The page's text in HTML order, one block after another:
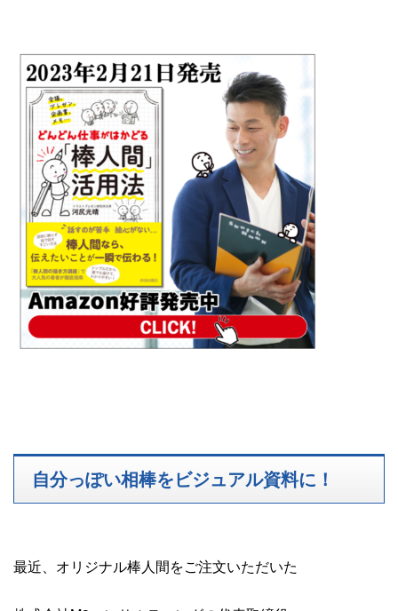
自分っぽい相棒をビジュアル資料に！
最近、オリジナル棒人間をご注文いただいた